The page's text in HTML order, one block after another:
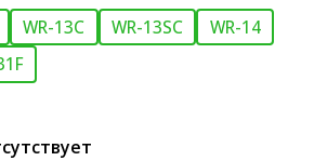
WR-13С WR-13SС
WR-14